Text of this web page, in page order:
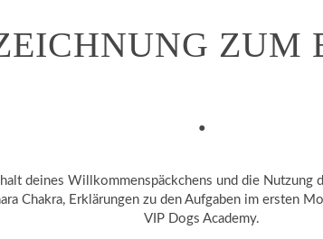
ZUM
.
deines Willkommenspäckchens und die
Chakra, Erklärungen zu den Aufgaben im ersten
VIP Dogs Academy.